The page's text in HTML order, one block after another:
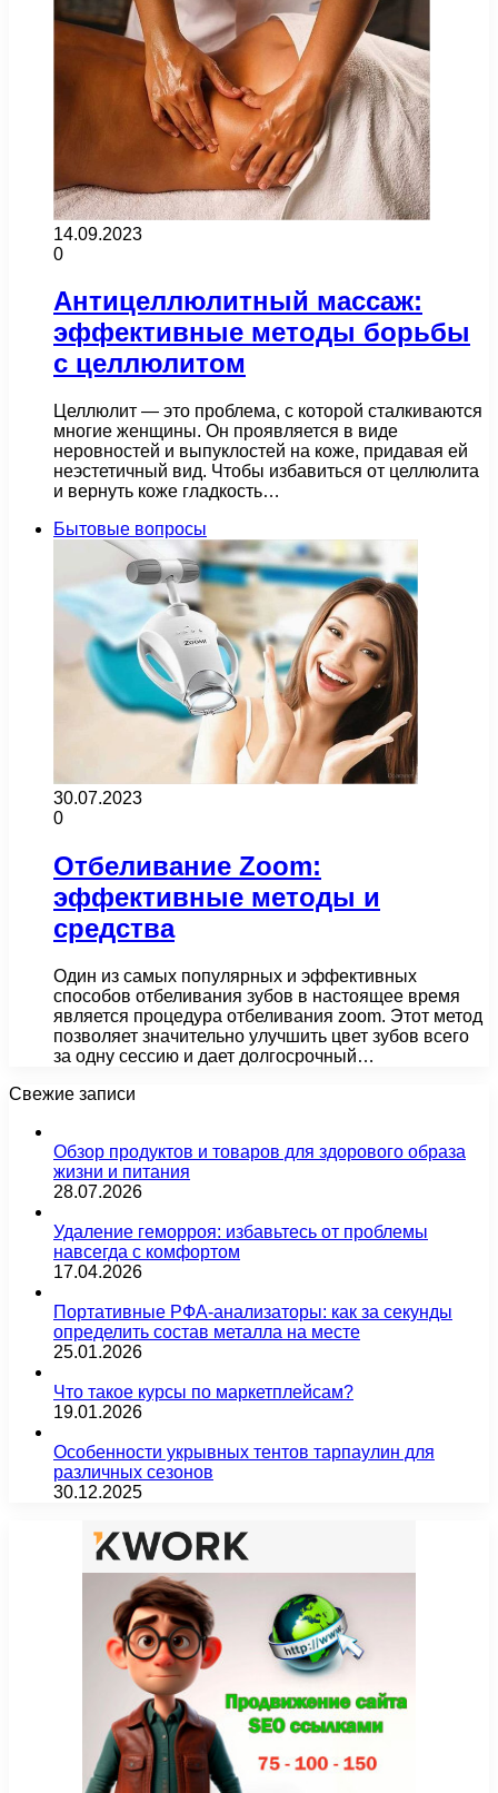
14.09.2023
0
Антицеллюлитный массаж:
эффективные методы борьбы
с целлюлитом
Целлюлит — это проблема, с которой сталкиваются
многие женщины. Он проявляется в виде
неровностей и выпуклостей на коже, придавая ей
неэстетичный вид. Чтобы избавиться от целлюлита
и вернуть коже гладкость…
Бытовые вопросы
30.07.2023
0
Отбеливание Zoom:
эффективные методы и
средства
Один из самых популярных и эффективных
способов отбеливания зубов в настоящее время
является процедура отбеливания zoom. Этот метод
позволяет значительно улучшить цвет зубов всего
за одну сессию и дает долгосрочный…
Свежие записи
Обзор продуктов и товаров для здорового образа
жизни и питания
28.07.2026
Удаление геморроя: избавьтесь от проблемы
навсегда с комфортом
17.04.2026
Портативные РФА-анализаторы: как за секунды
определить состав металла на месте
25.01.2026
Что такое курсы по маркетплейсам?
19.01.2026
Особенности укрывных тентов тарпаулин для
различных сезонов
30.12.2025